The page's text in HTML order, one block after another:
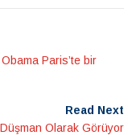
Paris’te bir
Read Next
Olarak Görüyor